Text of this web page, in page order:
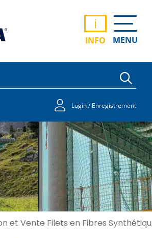
i
INFO MENU
Login / Enregistrement
et Vente Filets en Fibres